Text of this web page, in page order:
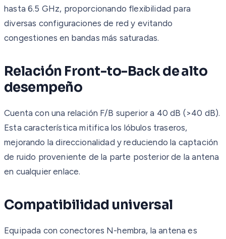
hasta 6.5 GHz, proporcionando flexibilidad para
diversas configuraciones de red y evitando
congestiones en bandas más saturadas.
Relación Front-to-Back de alto
desempeño
Cuenta con una relación F/B superior a 40 dB (>40 dB).
Esta característica mitifica los lóbulos traseros,
mejorando la direccionalidad y reduciendo la captación
de ruido proveniente de la parte posterior de la antena
en cualquier enlace.
Compatibilidad universal
Equipada con conectores N-hembra, la antena es